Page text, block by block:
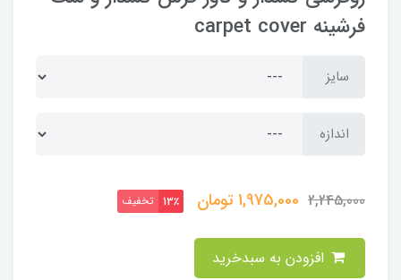
فرشینه carpet cover
سایز
اندازه
2,245,000
1,975,000تومان 13٪ تخفیف